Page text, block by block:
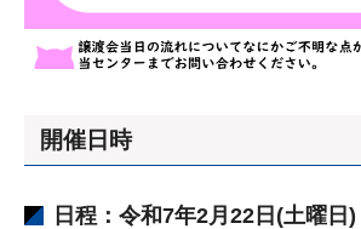
開催日時
日程：令和7年2月22日(土曜日)